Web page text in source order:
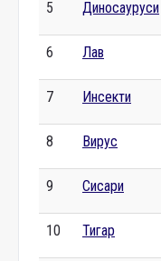
5 Диносауруси
6 Лав
7 Инсекти
8 Вирус
9 Сисари
10 Тигар